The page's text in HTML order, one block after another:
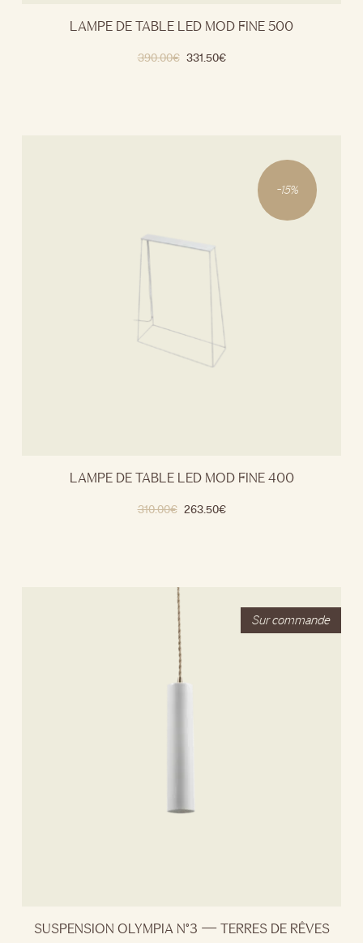
LAMPE DE TABLE LED MOD FINE 500
390.00€ 331.50€
-15%
LAMPE DE TABLE LED MOD FINE 400
310.00€ 263.50€
SUSPENSION OLYMPIA N°3 — TERRES DE RÊVES